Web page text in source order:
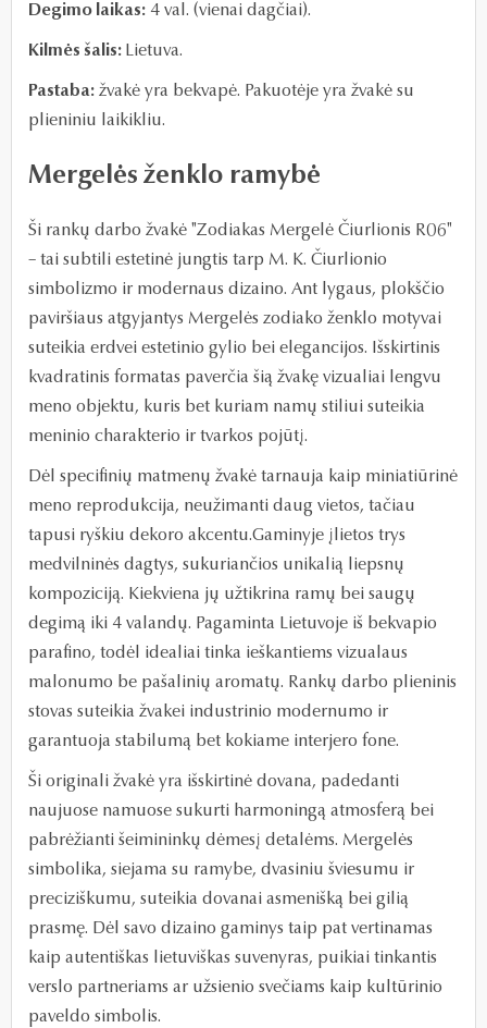
Degimo laikas: 4 val. (vienai dagčiai).
Kilmės šalis: Lietuva.
Pastaba: žvakė yra bekvapė. Pakuotėje yra žvakė su
plieniniu laikikliu.
Mergelės ženklo ramybė
Ši rankų darbo žvakė "Zodiakas Mergelė Čiurlionis R06"
– tai subtili estetinė jungtis tarp M. K. Čiurlionio
simbolizmo ir modernaus dizaino. Ant lygaus, plokščio
paviršiaus atgyjantys Mergelės zodiako ženklo motyvai
suteikia erdvei estetinio gylio bei elegancijos. Išskirtinis
kvadratinis formatas paverčia šią žvakę vizualiai lengvu
meno objektu, kuris bet kuriam namų stiliui suteikia
meninio charakterio ir tvarkos pojūtį.
Dėl specifinių matmenų žvakė tarnauja kaip miniatiūrinė
meno reprodukcija, neužimanti daug vietos, tačiau
tapusi ryškiu dekoro akcentu.Gaminyje įlietos trys
medvilninės dagtys, sukuriančios unikalią liepsnų
kompoziciją. Kiekviena jų užtikrina ramų bei saugų
degimą iki 4 valandų. Pagaminta Lietuvoje iš bekvapio
parafino, todėl idealiai tinka ieškantiems vizualaus
malonumo be pašalinių aromatų. Rankų darbo plieninis
stovas suteikia žvakei industrinio modernumo ir
garantuoja stabilumą bet kokiame interjero fone.
Ši originali žvakė yra išskirtinė dovana, padedanti
naujuose namuose sukurti harmoningą atmosferą bei
pabrėžianti šeimininkų dėmesį detalėms. Mergelės
simbolika, siejama su ramybe, dvasiniu šviesumu ir
preciziškumu, suteikia dovanai asmenišką bei gilią
prasmę. Dėl savo dizaino gaminys taip pat vertinamas
kaip autentiškas lietuviškas suvenyras, puikiai tinkantis
verslo partneriams ar užsienio svečiams kaip kultūrinio
paveldo simbolis.